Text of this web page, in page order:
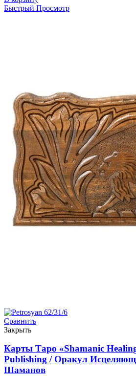
Быстрый Просмотр
Сравнить
Закрыть
Карты Таро «Shamanic
Publishing / Оракул
Шаманов